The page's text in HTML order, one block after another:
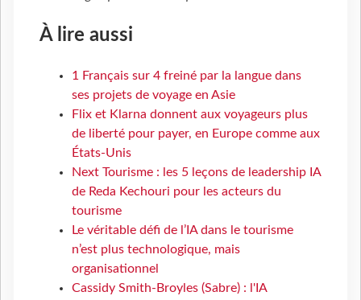
À lire aussi
1 Français sur 4 freiné par la langue dans
ses projets de voyage en Asie
Flix et Klarna donnent aux voyageurs plus
de liberté pour payer, en Europe comme aux
États-Unis
Next Tourisme : les 5 leçons de leadership IA
de Reda Kechouri pour les acteurs du
tourisme
Le véritable défi de l’IA dans le tourisme
n’est plus technologique, mais
organisationnel
Cassidy Smith-Broyles (Sabre) : l'IA